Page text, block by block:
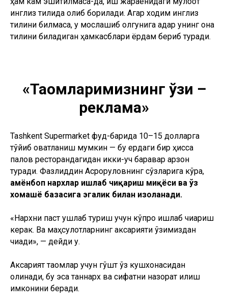
инглиз тилида олиб борилади. Агар ходим инглиз
тилини билмаса, у мослашиб олгунига қадар унинг она
тилини биладиган ҳамкасблари ёрдам бериб туради.
«Таомларимизнинг ўзи –
реклама»
Tashkent Supermarket фуд-барида 10–15 долларга
тўйиб овқатланиш мумкин — бу ердаги бир ҳисса
палов ресторандагидан икки-уч баравар арзон
туради. Фазлиддин Асрорқуловнинг сўзларига кўра,
ҳамёнбоп нархлар ишлаб чиқариш миқёси ва ўз
хомашё базасига эгалик билан изоҳланади.
«Нархни паст ушлаб туриш учун кўпроқ ишлаб чиқариш
керак. Ва маҳсулотларнинг аксарияти ўзимиздан
чиқади», — дейди у.
Аксарият таомлар учун гўшт ўз кушхонасидан
олинади, бу эса таннарх ва сифатни назорат қилиш
имконини беради.